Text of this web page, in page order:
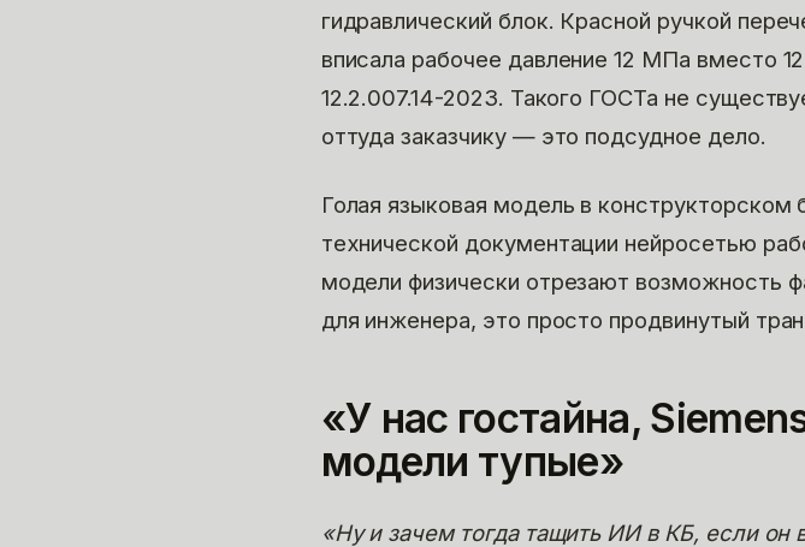
гидравлический блок. Красной ручкой
вписала рабочее давление 12 МПа вместо
12.2.007.14-2023. Такого ГОСТа не
оттуда заказчику — это подсудное дело.
Голая языковая модель в
технической документации нейросетью
модели физически отрезают возможность
для инженера, это просто продвинутый
«У нас гостайна,
модели тупые»
«Ну и зачем тогда тащить ИИ в КБ, если он